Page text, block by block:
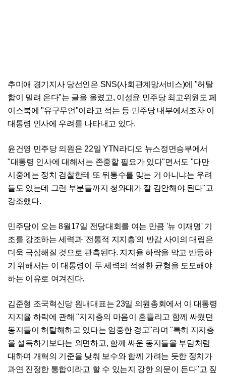
추미애 경기지사 당선인은 SNS(사회관계망서비스)에 "허탈
함이 밀려 온다"는 글을 올렸고, 이성윤 민주당 최고위원도 페
이스북에 "유구무언"이라고 적는 등 민주당 내부에서조차 이
대통령 인사에 우려를 나타내고 있다.
윤건영 민주당 의원은 22일 YTN라디오 뉴스정면승부에서
"대통령 인사에 대해서는 존중할 필요가 있다"면서도 "다만
시중에는 정치 검찰한테 또 뒤통수를 맞는 거 아니냐는 우려
들도 있는데 그런 부분들까지 청와대가 잘 감안해야 된다"고
강조했다.
민주당이 오는 8월17일 전당대회를 여는 만큼 '뉴 이재명' 기
조를 강조하는 세력과 '전통적 지지층'의 반감 사이의 대립은
더욱 극심해질 것으로 관측된다. 지지율 하락을 막고 반등하
기 위해서는 이 대통령이 두 세력의 적절한 균형을 도모해야
하는 이유로 여겨진다.
김준형 조국혁신당 원내대표는 23일 의원총회에서 이 대통령
지지율 하락에 관해 "지지층의 마음이 흔들리고 함께 싸웠던
동지들이 허탈해하고 있다는 엄중한 경고"라며 "특히 지지층
을 설득하기보다는 외면하고, 함께 싸운 동지들을 부담처럼
대하며 개혁의 기준을 낮춰 보수와 함께 가려는 듯한 정치가
과연 진정한 통합이라고 할 수 있는지 강한 의문이 든다"고 짚